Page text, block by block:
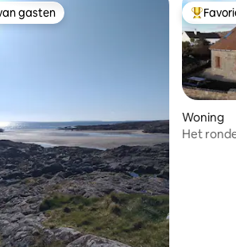
gasten
gasten
Woning
Het